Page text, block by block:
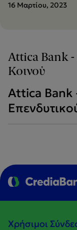
16 Μαρτίου, 2023
Attica Bank -
Κοινού
Attica
Χρήσιμοι